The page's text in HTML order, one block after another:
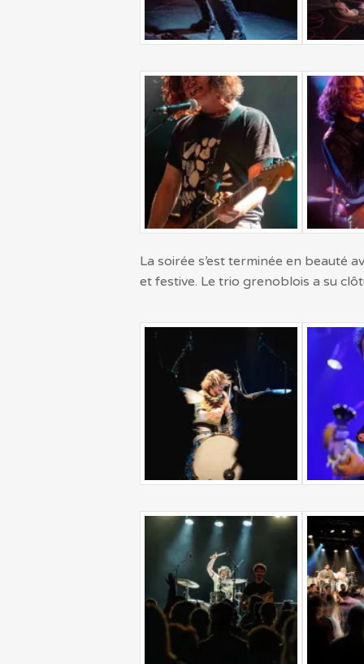
La soirée s’est terminée en beauté
et festive. Le trio grenoblois a su